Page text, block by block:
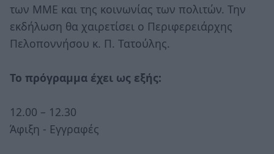
των ΜΜΕ και της κοινωνίας των πολιτών. Την
εκδήλωση θα χαιρετίσει ο Περιφερειάρχης
Πελοποννήσου κ. Π. Τατούλης.
Το πρόγραμμα έχει ως εξής:
12.00 – 12.30
Άφιξη - Εγγραφές